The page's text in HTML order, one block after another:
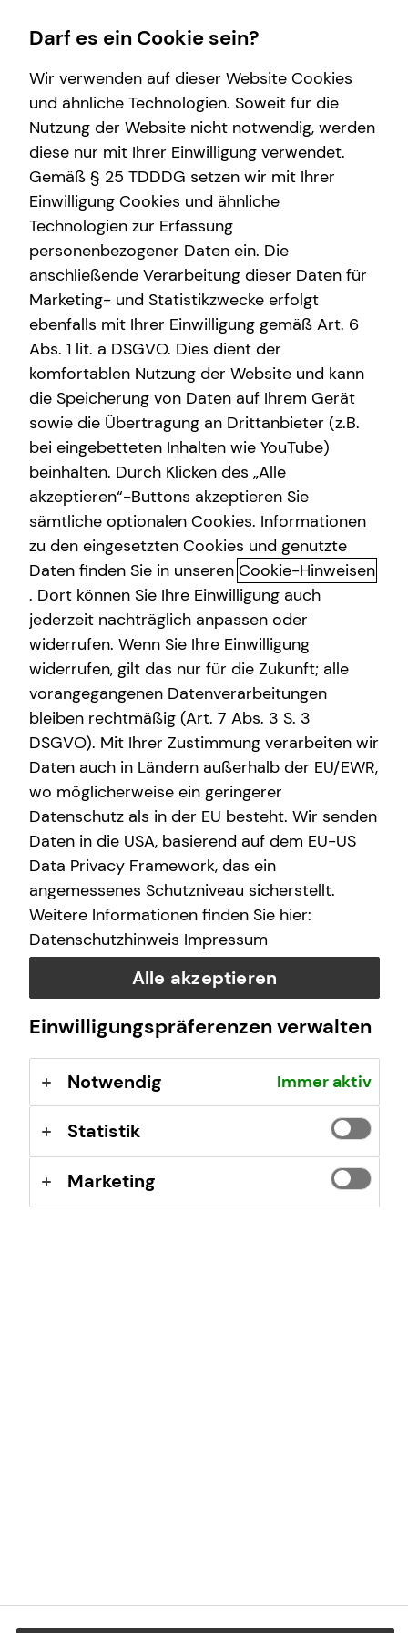
Wissenswertes
Über tecis
Service
Kundenportal
Schadenabwicklung
Finanzberatung
Videoberatung
Spezialisten-Netzwerk
Immobilienfinanzierung
Investment
Kapitalanlage Immobilien
Altersvorsorge
Gewerbliche Versicherungen
Karriere-Infos
Initiativbewerbung
Konrad Kessel
Senior Sales Manager
E-Mail Anruf
konrad.kessel@tecis.de
Breite Straße 100
50667 Köln
+49 (171) 3422042
Geschäftszeiten
Montag 10:00 - 21:00 Uhr
Dienstag
Mittwoch 10:00 - 21:00 Uhr
Donnerstag 10:00 - 21:00 Uhr
Freitag 10:00 - 21:00 Uhr
Samstag 10:00 - 17:00 Uhr
Selbstverständlich sind auch Termine außerhalb
dieser Geschäftszeiten auf Anfrage möglich.
Kontaktformular
Konrad Kessel
Darf es ein Cookie sein?
Wir verwenden auf dieser Website Cookies
und ähnliche Technologien. Soweit für die
Nutzung der Website nicht notwendig, werden
diese nur mit Ihrer Einwilligung verwendet.
Gemäß § 25 TDDDG setzen wir mit Ihrer
Einwilligung Cookies und ähnliche
Technologien zur Erfassung
personenbezogener Daten ein. Die
anschließende Verarbeitung dieser Daten für
Marketing- und Statistikzwecke erfolgt
ebenfalls mit Ihrer Einwilligung gemäß Art. 6
Abs. 1 lit. a DSGVO. Dies dient der
komfortablen Nutzung der Website und kann
die Speicherung von Daten auf Ihrem Gerät
sowie die Übertragung an Drittanbieter (z.B.
bei eingebetteten Inhalten wie YouTube)
beinhalten. Durch Klicken des „Alle
akzeptieren“-Buttons akzeptieren Sie
sämtliche optionalen Cookies. Informationen
zu den eingesetzten Cookies und genutzte
Daten finden Sie in unseren Cookie-Hinweisen
. Dort können Sie Ihre Einwilligung auch
jederzeit nachträglich anpassen oder
widerrufen. Wenn Sie Ihre Einwilligung
widerrufen, gilt das nur für die Zukunft; alle
vorangegangenen Datenverarbeitungen
bleiben rechtmäßig (Art. 7 Abs. 3 S. 3
DSGVO). Mit Ihrer Zustimmung verarbeiten wir
Daten auch in Ländern außerhalb der EU/EWR,
wo möglicherweise ein geringerer
Datenschutz als in der EU besteht. Wir senden
Daten in die USA, basierend auf dem EU-US
Data Privacy Framework, das ein
angemessenes Schutzniveau sicherstellt.
Weitere Informationen finden Sie hier:
Datenschutzhinweis Impressum
Alle akzeptieren
Einwilligungspräferenzen verwalten
Notwendig Immer aktiv
Statistik
Marketing